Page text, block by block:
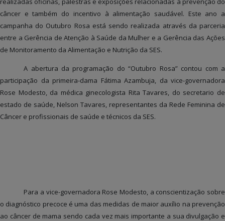
câncer e também do incentivo à alimentação saudável. Este ano a
campanha do Outubro Rosa está sendo realizada através da parceria
entre a Gerência de Atenção à Saúde da Mulher e a Gerência das Ações
de Monitoramento da Alimentação e Nutrição da SES.
A abertura da programação do “Outubro Rosa” contou com a
participação da primeira-dama Fátima Azambuja, da vice-governadora
Rose Modesto, da médica ginecologista Rita Tavares, do secretario de
estado de saúde, Nelson Tavares, representantes da Rede Feminina de
Câncer e profissionais de saúde e técnicos da SES.
Para a vice-governadora Rose Modesto, a conscientização sobre
o diagnóstico precoce é uma das medidas de maior auxílio na prevenção
ao câncer de mama sendo cada vez mais importante a sua divulgação e